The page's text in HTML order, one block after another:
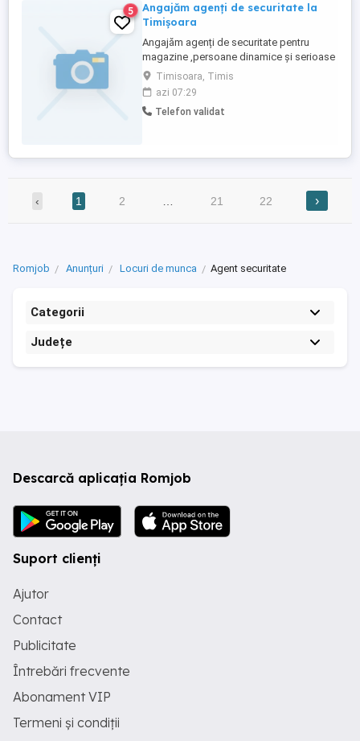
5
Angajăm agenți de securitate la
Timișoara
Angajăm agenți de securitate pentru
magazine ,persoane dinamice și serioase
,cu atestat ,interesate de un loc de muncă
stabil!
Timisoara, Timis
azi 07:29
Telefon validat
‹ 1 2 21 22 ›
Romjob Anunțuri Locuri de munca Agent securitate
Categorii
Județe
Descarcă aplicația Romjob
Suport clienți
Ajutor
Contact
Publicitate
Întrebări frecvente
Abonament VIP
Termeni și condiții